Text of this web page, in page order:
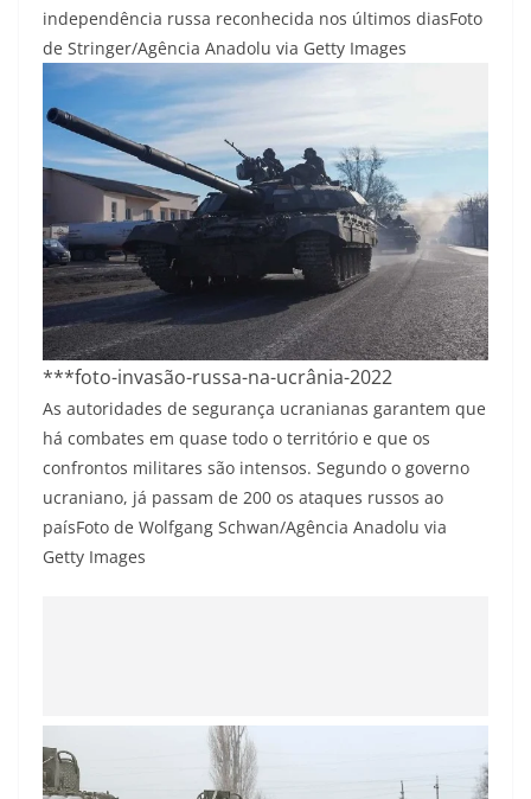
independência russa reconhecida nos últimos diasFoto
de Stringer/Agência Anadolu via Getty Images
***foto-invasão-russa-na-ucrânia-2022
As autoridades de segurança ucranianas garantem que
há combates em quase todo o território e que os
confrontos militares são intensos. Segundo o governo
ucraniano, já passam de 200 os ataques russos ao
paísFoto de Wolfgang Schwan/Agência Anadolu via
Getty Images